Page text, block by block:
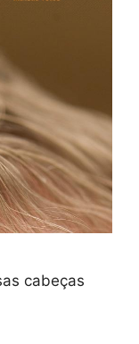
cabeças